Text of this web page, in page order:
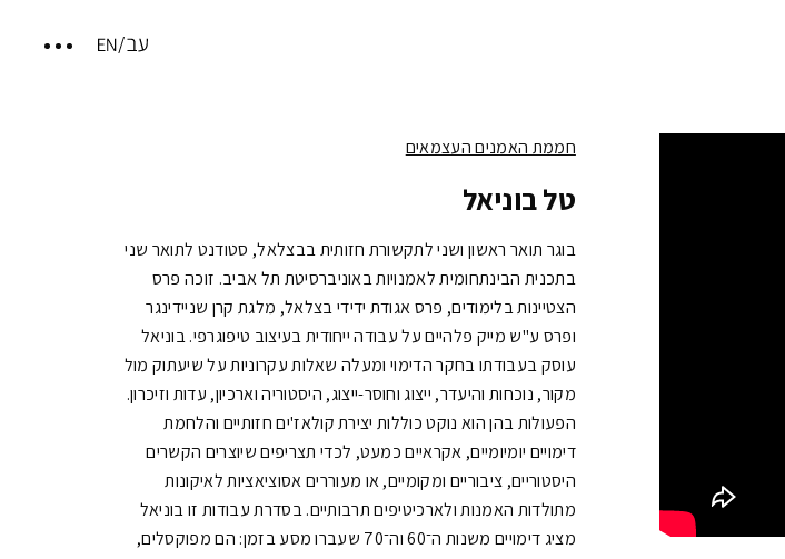
חממת האמנים העצמאים
טל בוניאל
בוגר תואר ראשון ושני לתקשורת חזותית בבצלאל, סטודנט לתואר שני
בתכנית הבינתחומית לאמנויות באוניברסיטת תל אביב. זוכה פרס
הצטיינות בלימודים, פרס אגודת ידידי בצלאל, מלגת קרן שניידינגר
ופרס ע"ש מייק פלהיים על עבודה ייחודית בעיצוב טיפוגרפי.בוניאל
עוסק בעבודתו בחקר הדימוי ומעלה שאלות עקרוניות על שיעתוק מול
מקור, נוכחות והיעדר, ייצוג וחוסר-ייצוג, היסטוריה וארכיון, עדות וזיכרון.
הפעולות בהן הוא נוקט כוללות יצירת קולאז'ים חזותיים והלחמת
דימויים יומיומיים, אקראיים כמעט, לכדי תצריפים שיוצרים הקשרים
היסטוריים, ציבוריים ומקומיים, או מעוררים אסוציאציות לאיקונות
מתולדות האמנות ולארכיטיפים תרבותיים. בסדרת עבודות זו בוניאל
מציג דימויים משנות ה־60 וה־70 שעברו מסע בזמן: הם מפוקסלים,